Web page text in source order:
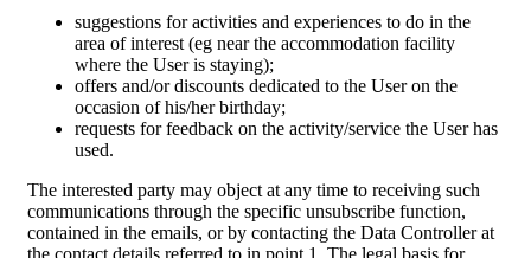
suggestions for activities and experiences to do in the
area of interest (eg near the accommodation facility
where the User is staying);
offers and/or discounts dedicated to the User on the
occasion of his/her birthday;
requests for feedback on the activity/service the User has
used.
The interested party may object at any time to receiving such
communications through the specific unsubscribe function,
contained in the emails, or by contacting the Data Controller at
the contact details referred to in point 1. The legal basis for